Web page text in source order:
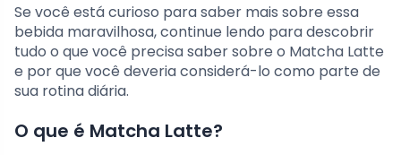
Se você está curioso para saber mais sobre essa
bebida maravilhosa, continue lendo para descobrir
tudo o que você precisa saber sobre o Matcha Latte
e por que você deveria considerá-lo como parte de
sua rotina diária.
O que é Matcha Latte?